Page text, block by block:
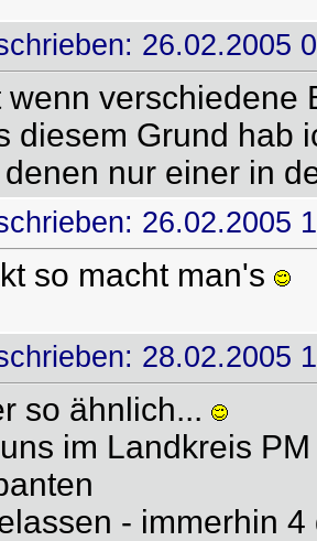
26.02.2005
wenn verschiedene
diesem Grund hab
nur einer in
26.02.2005
so macht man's
28.02.2005
so ähnlich...
im Landkreis
- immerhin